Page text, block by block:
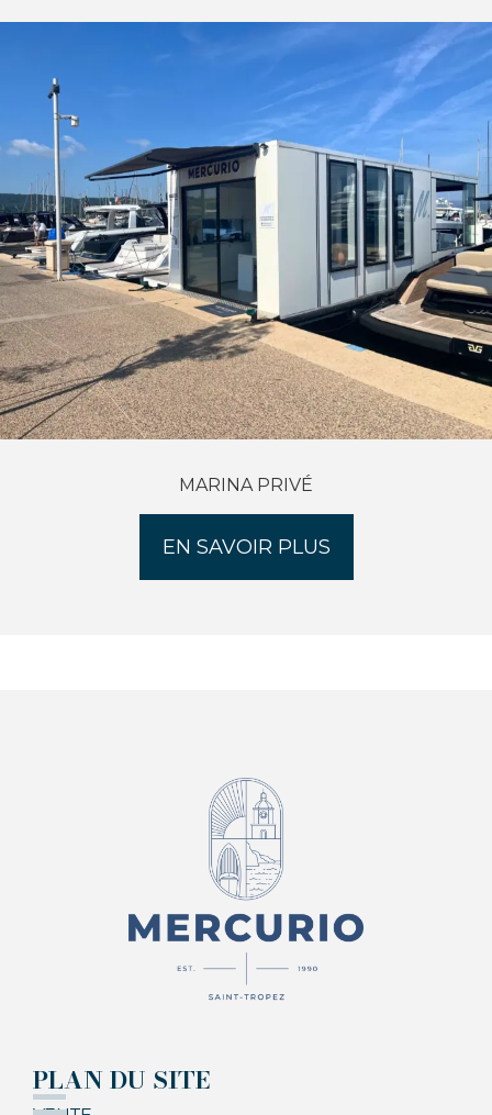
MARINA PRIVÉ
EN SAVOIR PLUS
PLAN DU SITE